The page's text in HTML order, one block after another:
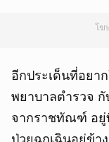
โฆ
อีกประเด็นที่อยา
พยาบาลตำรวจ
จากราชทัณฑ์ อยู่
ป่วยฉุกเฉินอยู่ข้า